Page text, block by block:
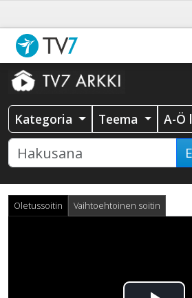
Kategoria Teema A-Ö
Oletussoitin Vaihtoehtoinen soitin